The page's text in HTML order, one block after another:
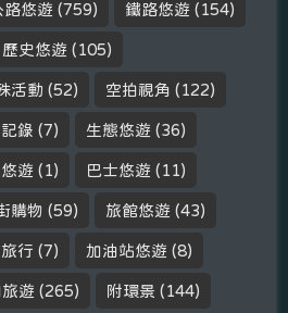
路悠遊 (759) 鐵路悠遊 (154)
歷史悠遊 (105)
活動 (52) 空拍視角 (122)
錄 (7) 生態悠遊 (36)
遊 (1) 巴士悠遊 (11)
購物 (59) 旅館悠遊 (43)
行 (7) 加油站悠遊 (8)
遊 (265) 附環景 (144)